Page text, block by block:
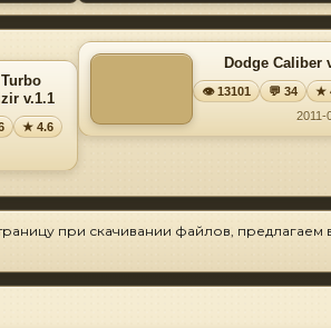
v.1.1
★ 4.6
Dodge Caliber
👁 13101 💬 34
★
2011-
при скачивании файлов, предлагаем